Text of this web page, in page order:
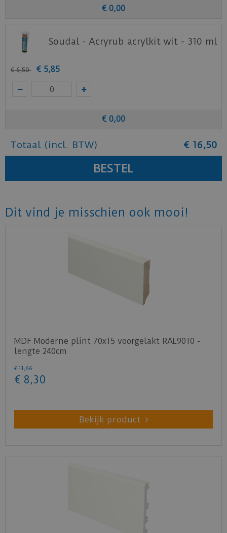
€ 0,00
Soudal - Acryrub acrylkit wit - 310 ml
€ 6,50 € 5,85
€ 0,00
Totaal (incl. BTW) € 16,50
Dit vind je misschien ook mooi!
MDF Moderne plint 70x15 voorgelakt RAL9010 -
lengte 240cm
€ 11,66
€ 8,30
Bekijk product